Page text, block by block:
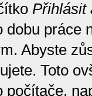
Přihlásit
dobu práce
Abyste
Toto
počítače,